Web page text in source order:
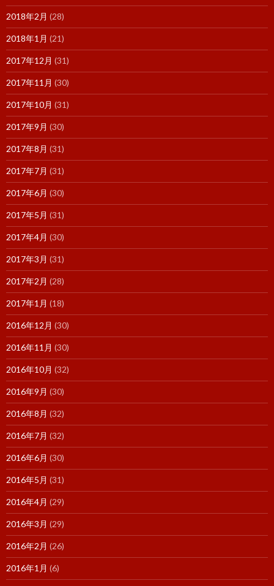
2018年2月 (28)
2018年1月 (21)
2017年12月 (31)
2017年11月 (30)
2017年10月 (31)
2017年9月 (30)
2017年8月 (31)
2017年7月 (31)
2017年6月 (30)
2017年5月 (31)
2017年4月 (30)
2017年3月 (31)
2017年2月 (28)
2017年1月 (18)
2016年12月 (30)
2016年11月 (30)
2016年10月 (32)
2016年9月 (30)
2016年8月 (32)
2016年7月 (32)
2016年6月 (30)
2016年5月 (31)
2016年4月 (29)
2016年3月 (29)
2016年2月 (26)
2016年1月 (6)